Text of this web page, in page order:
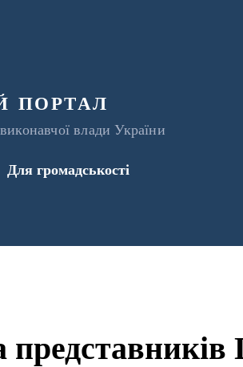
портал
влади України
Для громадськості
Уряду та представників ЦОВВ у